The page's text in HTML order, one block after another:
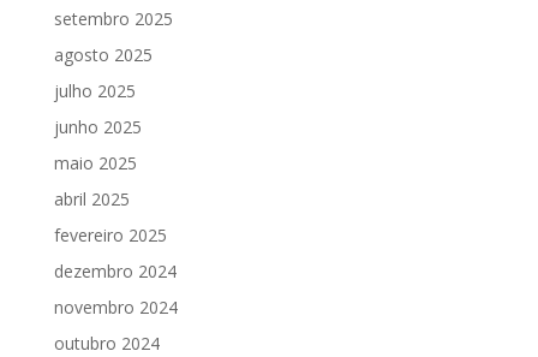
setembro 2025
agosto 2025
julho 2025
junho 2025
maio 2025
abril 2025
fevereiro 2025
dezembro 2024
novembro 2024
outubro 2024